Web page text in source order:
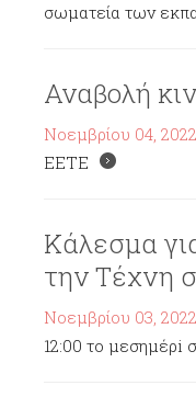
σωματεία των
Αναβολή
Νοεμβρίου 04, 2022
ΕΕΤΕ
Κάλεσμα
την Τέχνη
Νοεμβρίου 03, 2022
12:00 το μεσημέρi